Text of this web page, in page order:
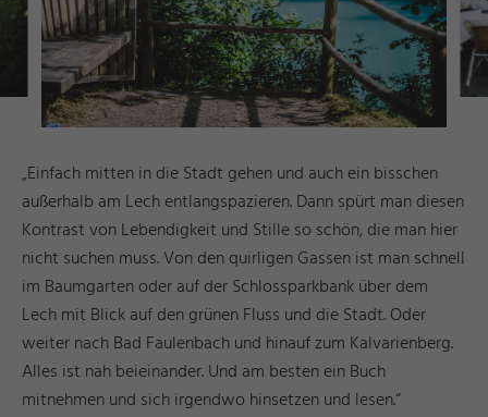
„Einfach mitten in die Stadt gehen und auch ein bisschen
außerhalb am Lech entlangspazieren. Dann spürt man diesen
Kontrast von Lebendigkeit und Stille so schön, die man hier
nicht suchen muss. Von den quirligen Gassen ist man schnell
im Baumgarten oder auf der Schlossparkbank über dem
Lech mit Blick auf den grünen Fluss und die Stadt. Oder
weiter nach Bad Faulenbach und hinauf zum Kalvarienberg.
Alles ist nah beieinander. Und am besten ein Buch
mitnehmen und sich irgendwo hinsetzen und lesen.“